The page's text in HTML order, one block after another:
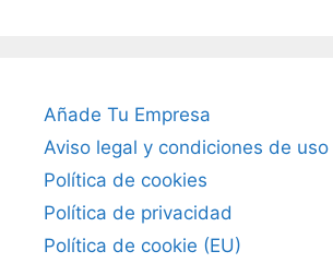
Añade Tu Empresa
Aviso legal y condiciones de uso
Política de cookies
Política de privacidad
Política de cookie (EU)